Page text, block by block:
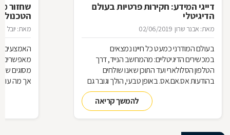
דייגי המידע: חקירות פרטיות בעולם
הדיגיטלי
מאת: אבנר שרון 02/06/2019
בעולם המודרני כמעט כל חיינו נמצאים
במכשירים הדיגיטליים: מהמחשב הנייד, דרך
הטלפון הסלולארי ועד התוכן שאנו שולחים
בהודעות אס.אם.אס. באופן טבעי, הולך וגובר גם
השימוש בחוקרים המתמחים במציאת ראיות
דיגיטליות וב"שחזור חקירתי", כדי לחשוף פרטים
להמשך קריאה
שחזור
מאת: יובל
האמצעים
מאפשרים
מסוגים